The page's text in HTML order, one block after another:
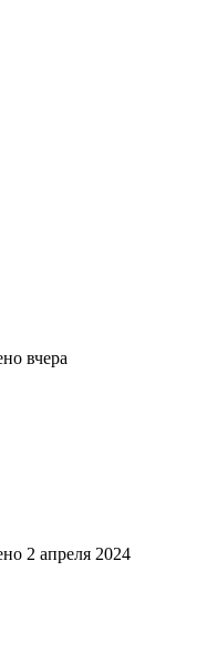
вчера
2 апреля 2024